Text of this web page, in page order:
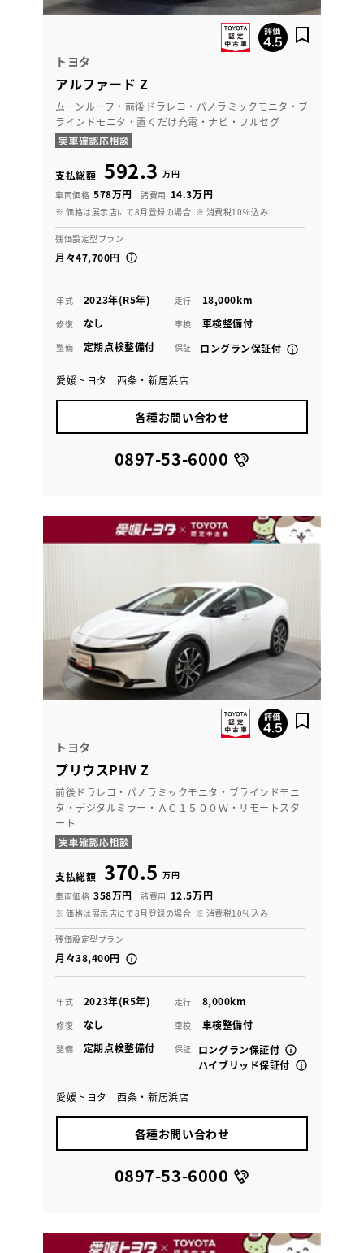
トヨタ
アルファード Z
ムーンルーフ・前後ドラレコ・パノラミックモニタ・ブ
ラインドモニタ・置くだけ充電・ナビ・フルセグ
支払総額 592.3 万円
車両価格 578万円 諸費用 14.3万円
※ 価格は展示店にて8月登録の場合 ※ 消費税10％込み
残価設定型プラン
月々47,700円
年式 2023年(R5年) 走行 18,000km
修復 なし 車検 車検整備付
整備 定期点検整備付 保証 ロングラン保証付
愛媛トヨタ 西条・新居浜店
各種お問い合わせ
0897-53-6000
トヨタ
プリウスPHV Z
前後ドラレコ・パノラミックモニタ・ブラインドモニ
タ・デジタルミラー・ＡＣ１５００Ｗ・リモートスタ
ート
支払総額 370.5 万円
車両価格 358万円 諸費用 12.5万円
※ 価格は展示店にて8月登録の場合 ※ 消費税10％込み
残価設定型プラン
月々38,400円
年式 2023年(R5年) 走行 8,000km
修復 なし 車検 車検整備付
整備 定期点検整備付 保証
ロングラン保証付
ハイブリッド保証付
愛媛トヨタ 西条・新居浜店
各種お問い合わせ
0897-53-6000